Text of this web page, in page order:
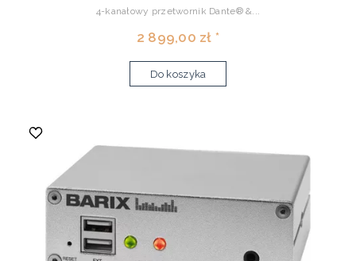
4-kanałowy przetwornik Dante® &...
2 899,00 zł *
Do koszyka